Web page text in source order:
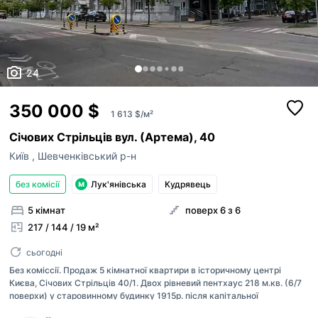
24
350 000 $ 1 613 $/м²
Січових Стрільців вул. (Артема), 40
Київ , Шевченківський р-н
без комісії Лук'янівська Кудрявець
5 кімнат
217 / 144 / 19 м²
поверх 6 з 6
сьогодні
Без коміссії. Продаж 5 кімнатної квартири в історичному центрі
Києва, Січових Стрільців 40/1. Двох рівневий пентхаус 218 м.кв. (6/7
поверхи) у старовинному будинку 1915р. після капітальної